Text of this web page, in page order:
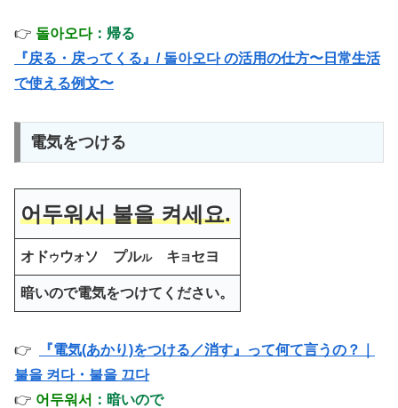
👉 돌아오다：帰る
『戻る・戻ってくる』/ 돌아오다 の活用の仕方〜日常生活
で使える例文〜
電気をつける
어두워서 불을 켜세요.
オドウ ウオ ソ プルルキヨ セヨ
暗いので電気をつけてください。
👉
『電気(あかり)をつける／消す』って何て言うの？｜
불을 켜다・불을 끄다
👉 어두워서 ：暗いので